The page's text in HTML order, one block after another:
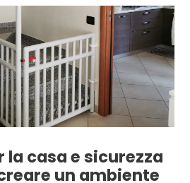
la casa e sicurezza
un ambiente